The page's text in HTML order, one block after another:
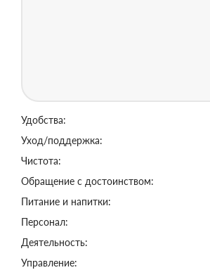
Удобства:
Уход/поддержка:
Чистота:
Обращение с достоинством:
Питание и напитки:
Персонал:
Деятельность:
Управление: